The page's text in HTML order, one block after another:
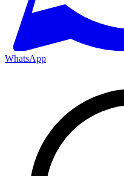
WhatsApp